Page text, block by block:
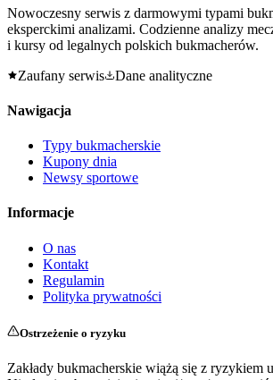
Nowoczesny serwis z darmowymi typami
eksperckimi analizami. Codzienne analizy
i kursy od legalnych polskich bukmacherów.
Zaufany serwis
Dane analityczne
Nawigacja
Typy bukmacherskie
Kupony dnia
Newsy sportowe
Informacje
O nas
Kontakt
Regulamin
Polityka prywatności
Ostrzeżenie o ryzyku
Zakłady bukmacherskie wiążą się z ryzykiem